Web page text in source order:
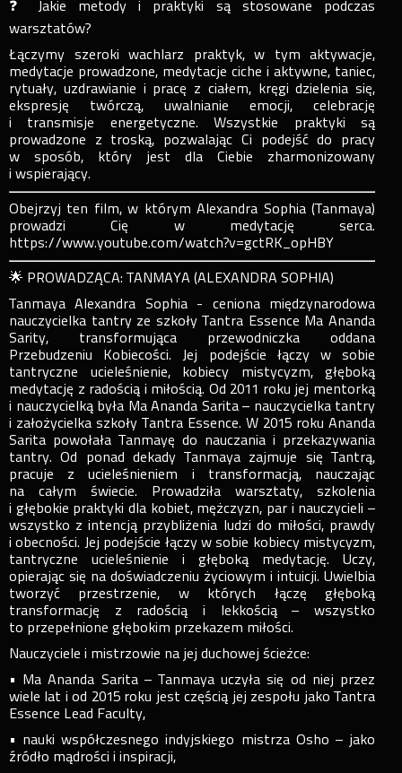
❓ Jakie metody i praktyki są stosowane podczas
warsztatów?
Łączymy szeroki wachlarz praktyk, w tym aktywacje,
medytacje prowadzone, medytacje ciche i aktywne, taniec,
rytuały, uzdrawianie i pracę z ciałem, kręgi dzielenia się,
ekspresję twórczą, uwalnianie emocji, celebrację
i transmisje energetyczne. Wszystkie praktyki są
prowadzone z troską, pozwalając Ci podejść do pracy
w sposób, który jest dla Ciebie zharmonizowany
i wspierający.
Obejrzyj ten film, w którym Alexandra Sophia (Tanmaya)
prowadzi Cię w medytację serca.
https://www.youtube.com/watch?v=gctRK_opHBY
🌟 PROWADZĄCA: TANMAYA (ALEXANDRA SOPHIA)
Tanmaya Alexandra Sophia - ceniona międzynarodowa
nauczycielka tantry ze szkoły Tantra Essence Ma Ananda
Sarity, transformująca przewodniczka oddana
Przebudzeniu Kobiecości. Jej podejście łączy w sobie
tantryczne ucieleśnienie, kobiecy mistycyzm, głęboką
medytację z radością i miłością. Od 2011 roku jej mentorką
i nauczycielką była Ma Ananda Sarita – nauczycielka tantry
i założycielka szkoły Tantra Essence. W 2015 roku Ananda
Sarita powołała Tanmayę do nauczania i przekazywania
tantry. Od ponad dekady Tanmaya zajmuje się Tantrą,
pracuje z ucieleśnieniem i transformacją, nauczając
na całym świecie. Prowadziła warsztaty, szkolenia
i głębokie praktyki dla kobiet, mężczyzn, par i nauczycieli –
wszystko z intencją przybliżenia ludzi do miłości, prawdy
i obecności. Jej podejście łączy w sobie kobiecy mistycyzm,
tantryczne ucieleśnienie i głęboką medytację. Uczy,
opierając się na doświadczeniu życiowym i intuicji. Uwielbia
tworzyć przestrzenie, w których łączę głęboką
transformację z radością i lekkością – wszystko
to przepełnione głębokim przekazem miłości.
Nauczyciele i mistrzowie na jej duchowej ścieżce:
• Ma Ananda Sarita – Tanmaya uczyła się od niej przez
wiele lat i od 2015 roku jest częścią jej zespołu jako Tantra
Essence Lead Faculty,
• nauki współczesnego indyjskiego mistrza Osho – jako
źródło mądrości i inspiracji,